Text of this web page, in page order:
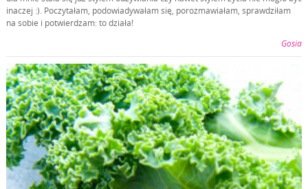
inaczej :). Poczytałam, podowiadywałam się, porozmawiałam, sprawdziłam
na sobie i potwierdzam: to działa!
Gosia